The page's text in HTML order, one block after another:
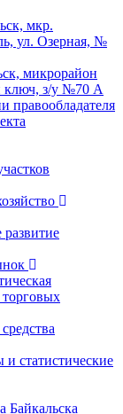
мкр.
ул. Озерная, №
микрорайон
ключ, з/у №70 А
правообладателя
статистические
Байкальска